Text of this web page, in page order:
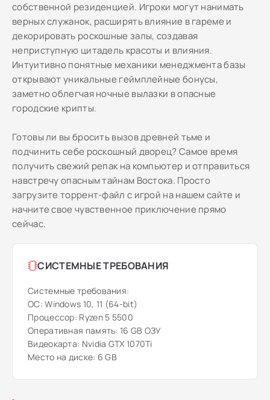
собственной резиденцией. Игроки могут нанимать
верных служанок, расширять влияние в гареме и
декорировать роскошные залы, создавая
неприступную цитадель красоты и влияния.
Интуитивно понятные механики менеджмента базы
открывают уникальные геймплейные бонусы,
заметно облегчая ночные вылазки в опасные
городские крипты.
Готовы ли вы бросить вызов древней тьме и
подчинить себе роскошный дворец? Самое время
получить свежий репак на компьютер и отправиться
навстречу опасным тайнам Востока. Просто
загрузите торрент-файл с игрой на нашем сайте и
начните свое чувственное приключение прямо
сейчас.
СИСТЕМНЫЕ ТРЕБОВАНИЯ
Системные требования:
ОС: Windows 10, 11 (64-bit)
Процессор: Ryzen 5 5500
Оперативная память: 16 GB ОЗУ
Видеокарта: Nvidia GTX 1070Ti
Место на диске: 6 GB